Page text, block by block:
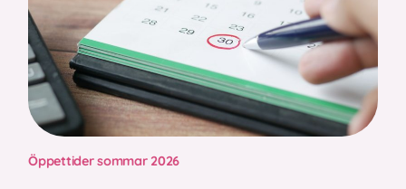
Öppettider sommar 2026